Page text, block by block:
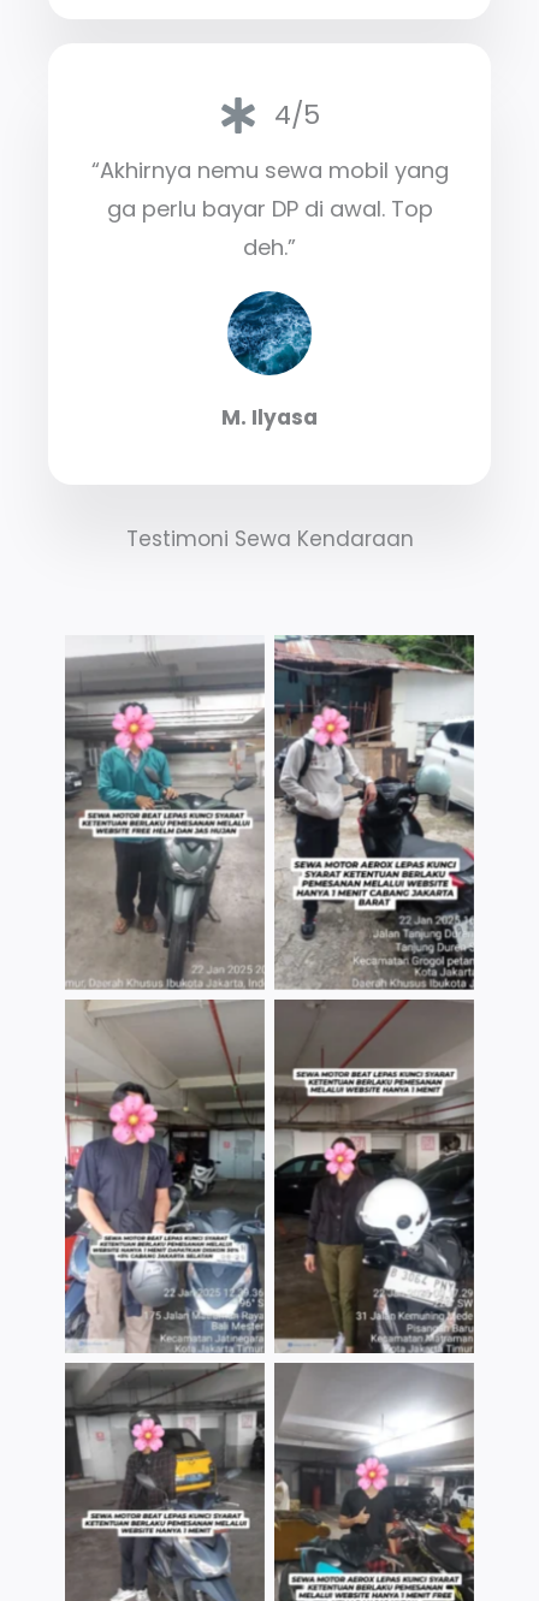
4/5
“Akhirnya nemu sewa mobil yang
ga perlu bayar DP di awal. Top
deh.”
M. Ilyasa
Testimoni Sewa Kendaraan
TNo Caption TNo Caption
TNo Caption TNo Caption
TNo Caption TNo Caption